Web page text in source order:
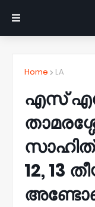
Home LA
എസ്
12, 13